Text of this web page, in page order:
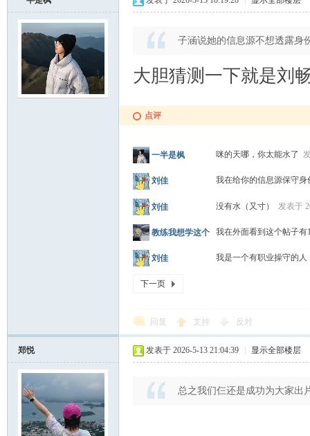
子涵说她的信息源不想透露身
大胆猜测一下就是刘
点评
一半是枫 咪的天哪，你太能水了
刘佳 我在给你的信息源保守
刘佳 没有水（又寸） 发表于
教练我想学这个 我在外面看到这个帖子
刘佳 我是一个有职业操守的
下一页
回复 支持 反对
郑悦 发表于 2026-5-13 21:04:39 显示全部楼层
总之我们仨还是成功为大家出